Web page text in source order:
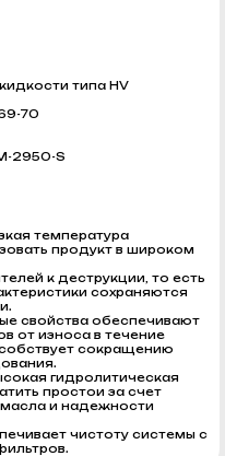
типа HV
70
2950-S
температура
продукт в широком
к деструкции, то есть
сохраняются
свойства обеспечивают
от износа в течение
сокращению
гидролитическая
простои за счет
и надежности
чистоту системы с